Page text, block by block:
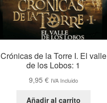
Crónicas de la Torre I. El valle
de los Lobos: 1
9,95 € IVA Incluido
Añadir al carrito